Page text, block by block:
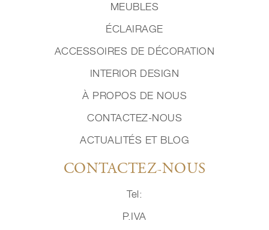
MEUBLES
ÉCLAIRAGE
ACCESSOIRES DE DÉCORATION
INTERIOR DESIGN
À PROPOS DE NOUS
CONTACTEZ-NOUS
ACTUALITÉS ET BLOG
CONTACTEZ-NOUS
Tel:
P.IVA